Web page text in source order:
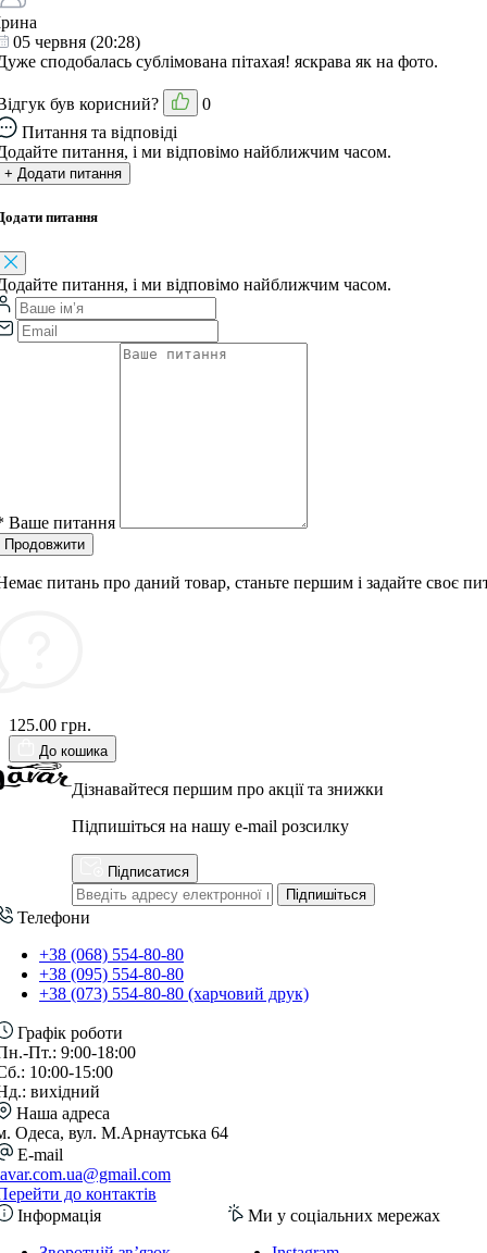
05 червня (20:28)
сподобалась сублімована пітахая! яскрава як на фото.
був корисний?
0
Питання та відповіді
питання, і ми відповімо найближчим часом.
+ Додати питання
питання
питання, і ми відповімо найближчим часом.
Ваше питання
Продовжити
питань про даний товар, станьте першим і задайте своє
125.00 грн.
До кошика
Дізнавайтеся першим про акції та знижки
Підпишіться на нашу e-mail розсилку
Підписатися
Підпишіться
Телефони
+38 (068) 554-80-80
+38 (095) 554-80-80
+38 (073) 554-80-80 (харчовий друк)
Графік роботи
Пт.: 9:00-18:00
10:00-15:00
вихідний
Наша адреса
Одеса, вул. М.Арнаутська 64
E-mail
до контактів
Інформація
Ми у соціальних мережах